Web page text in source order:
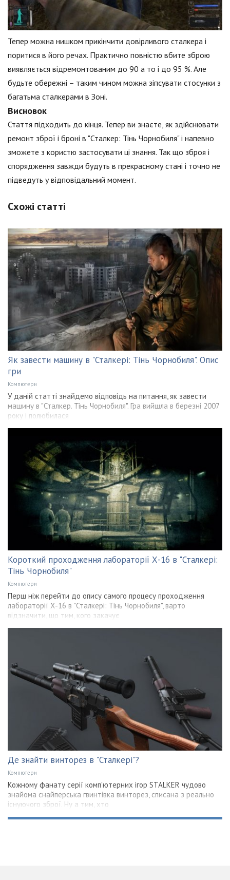
Тепер можна нишком прикінчити довірливого сталкера і
поритися в його речах. Практично повністю вбите зброю
виявляється відремонтованим до 90 а то і до 95 %. Але
будьте обережні – таким чином можна зіпсувати стосунки з
багатьма сталкерами в Зоні.
Висновок
Стаття підходить до кінця. Тепер ви знаєте, як здійснювати
ремонт зброї і броні в "Сталкер: Тінь Чорнобиля" і напевно
зможете з користю застосувати ці знання. Так що зброя і
спорядження завжди будуть в прекрасному стані і точно не
підведуть у відповідальний момент.
Схожі статті
Як завести машину в "Сталкері: Тінь Чорнобиля". Опис
гри
Компютери
У даній статті знайдемо відповідь на питання, як завести
машину в "Сталкер. Тінь Чорнобиля". Гра вийшла в березні 2007
року і полюбилася
Короткий проходження лабораторії Х-16 в "Сталкері:
Тінь Чорнобиля"
Компютери
Перш ніж перейти до опису самого процесу проходження
лабораторії Х-16 в "Сталкері: Тінь Чорнобиля", варто
відзначити, що тим, кого закачує
Де знайти винторез в "Сталкері"?
Компютери
Кожному фанату серії комп'ютерних ігор STALKER чудово
знайома снайперська гвинтівка винторез, списана з реально
існуючого зброї. Ну а тим, хто